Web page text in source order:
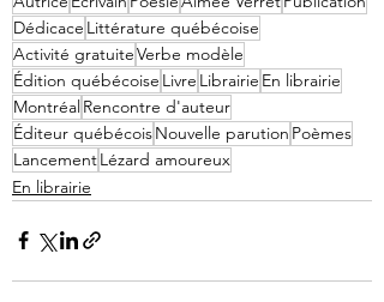
Dédicace Littérature québécoise
Activité gratuiteVerbe modèle
Édition québécoise Livre Librairie En librairie
MontréalRencontre d'auteur
Éditeur québécoisNouvelle parution Poèmes
LancementLézard amoureux
En librairie